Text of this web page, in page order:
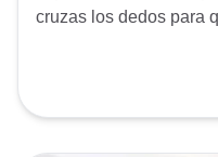
cruzas los dedos para